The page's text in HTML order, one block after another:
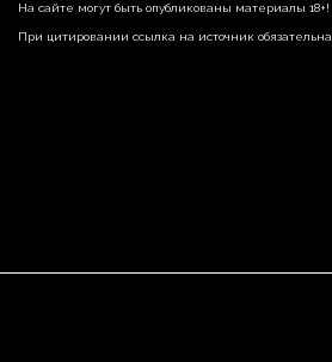
На сайте могут быть опубликованы материалы 18+!
При цитировании ссылка на источник обязательна.